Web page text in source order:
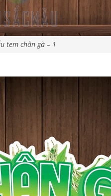
tem chân gà – 1